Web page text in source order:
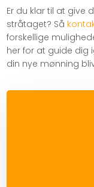
Er du klar til at give
stråtaget? Så
forskellige
her for at guide dig
din nye mønning